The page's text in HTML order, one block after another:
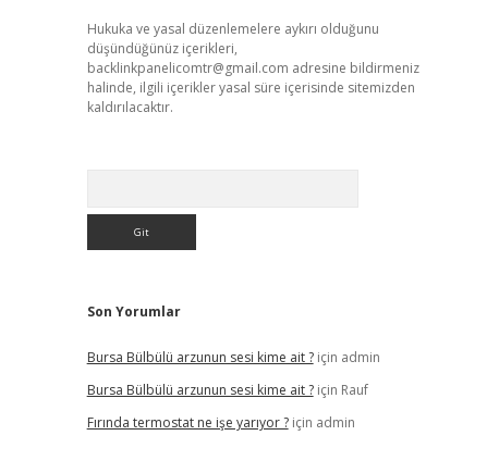
Hukuka ve yasal düzenlemelere aykırı olduğunu
düşündüğünüz içerikleri,
backlinkpanelicomtr@gmail.com adresine bildirmeniz
halinde, ilgili içerikler yasal süre içerisinde sitemizden
kaldırılacaktır.
Son Yorumlar
Bursa Bülbülü arzunun sesi kime ait ?için admin
Bursa Bülbülü arzunun sesi kime ait ?için Rauf
Fırında termostat ne işe yarıyor ?için admin